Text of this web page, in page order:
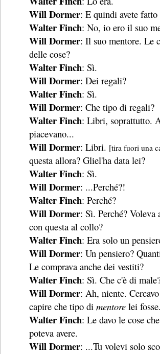
Will Dormer: E quindi avete fatto
Walter Finch: No, io ero il suo
Will Dormer: Il suo mentore. Le
delle cose?
Walter Finch: Sì.
Will Dormer: Dei regali?
Walter Finch: Sì.
Will Dormer: Che tipo di regali?
Walter Finch: Libri, soprattutto.
piacevano...
Will Dormer: Libri. [tira fuori una
questa allora? Gliel'ha data lei?
Walter Finch: Sì.
Will Dormer: ...Perché?!
Walter Finch: Perché?
Will Dormer: Sì. Perché? Voleva
con questa al collo?
Walter Finch: Era solo un
Will Dormer: Un pensiero?
Le comprava anche dei vestiti?
Walter Finch: Sì. Che c'è di
Will Dormer: Ah, niente.
capire che tipo dimentore lei fosse.
Walter Finch: Le davo le cose
poteva avere.
Will Dormer: ...Tu volevi solo